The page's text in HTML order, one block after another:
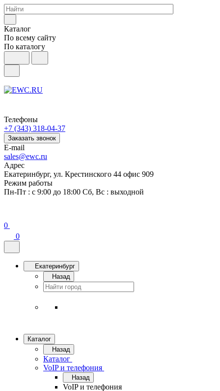
Каталог
По всему сайту
По каталогу
Телефоны
+7 (343) 318-04-37
Заказать звонок
E-mail
sales@ewc.ru
Адрес
Екатеринбург, ул. Крестинского 44 офис 909
Режим работы
Пн-Пт : с 9:00 до 18:00 Сб, Вс : выходной
0
0
Екатеринбург
Назад
Каталог
Назад
Каталог
VoIP и телефония
Назад
VoIP и телефония